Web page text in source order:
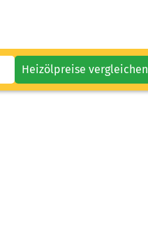
Heizölpreise vergleichen